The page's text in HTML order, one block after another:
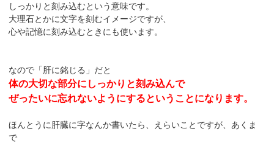
しっかりと刻み込むという意味です。
大理石とかに文字を刻むイメージですが、
心や記憶に刻み込むときにも使います。
なので「肝に銘じる」だと
体の大切な部分にしっかりと刻み込んで
ぜったいに忘れないようにするということになります。
ほんとうに肝臓に字なんか書いたら、えらいことですが、あくま
で